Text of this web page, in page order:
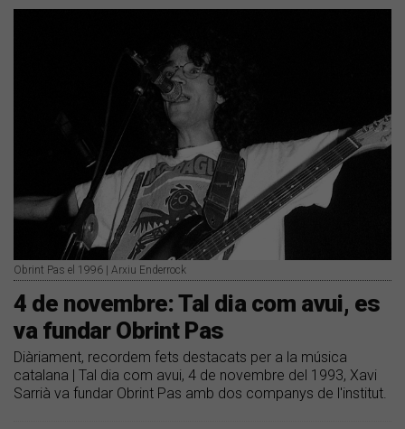
Obrint Pas el 1996 | Arxiu Enderrock
4 de novembre: Tal dia com avui, es
va fundar Obrint Pas
Diàriament, recordem fets destacats per a la música
catalana | Tal dia com avui, 4 de novembre del 1993, Xavi
Sarrià va fundar Obrint Pas amb dos companys de l'institut.